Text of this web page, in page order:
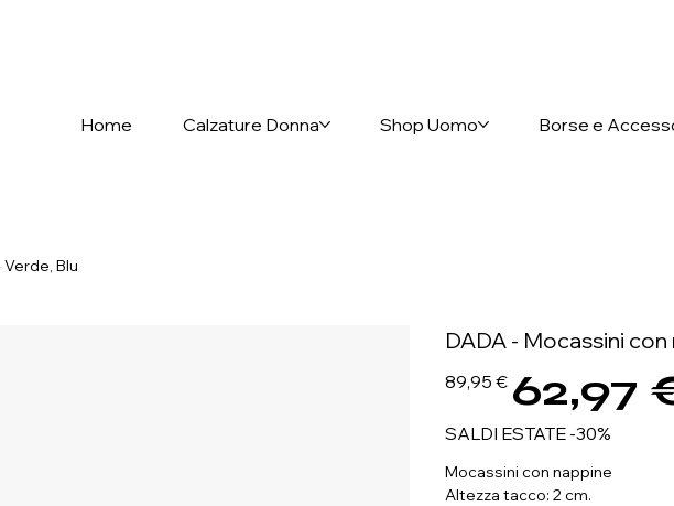
Home Calzature Donna Shop Uomo Borse e
Blu
DADA - Mocassini
Prezzo
originale
89,95 €
scontato
62,97
SALDI ESTATE -30%
Mocassini con nappine
Altezza tacco: 2 cm.